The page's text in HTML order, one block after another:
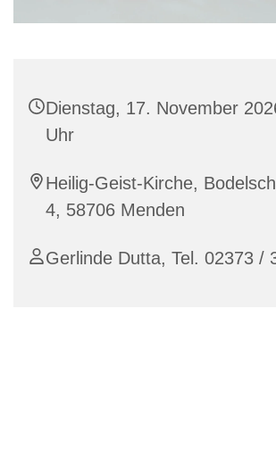
Dienstag, 17. November
Uhr
Heilig-Geist-Kirche,
4, 58706 Menden
Gerlinde Dutta, Tel. 02373 /